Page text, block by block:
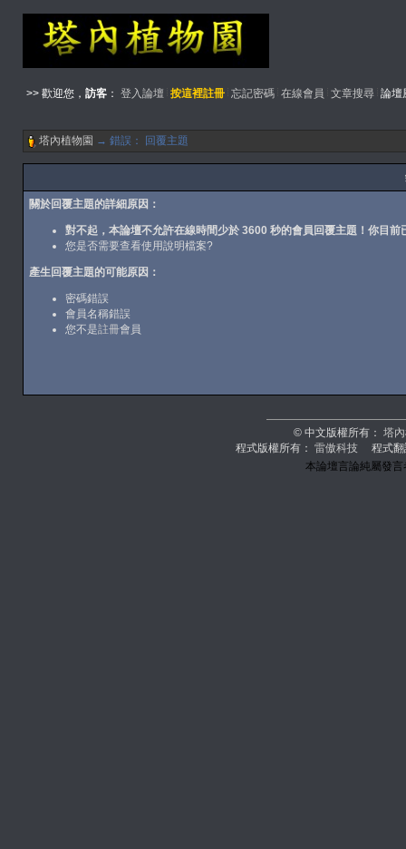
>> 歡迎您， 訪客： 登入論壇 按這裡註冊 忘記密碼 在線會員 文章搜尋 論壇
塔內植物園 → 錯誤： 回覆主題
關於回覆主題的詳細原因：
對不起，本論壇不允許在線時間少於 3600 秒的會員回覆主題！你目前
您是否需要查看使用說明檔案?
產生回覆主題的可能原因：
密碼錯誤
會員名稱錯誤
您不是註冊會員
© 中文版權所有： 塔
程式版權所有： 雷傲科技程式翻
本論壇言論純屬發